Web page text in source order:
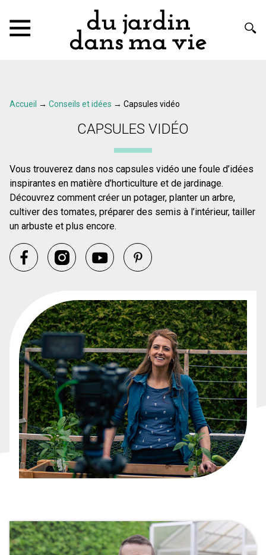
Accueil → Conseils et idées → Capsules vidéo
CAPSULES VIDÉO
Vous trouverez dans nos capsules vidéo une foule d’idées
inspirantes en matière d’horticulture et de jardinage.
Découvrez comment créer un potager, planter un arbre,
cultiver des tomates, préparer des semis à l’intérieur, tailler
un arbuste et plus encore.